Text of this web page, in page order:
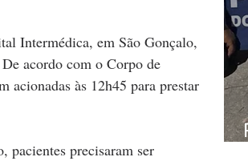
Intermédica, em São Gonçalo,
acordo com o Corpo de
acionadas às 12h45 para prestar
pacientes precisaram ser